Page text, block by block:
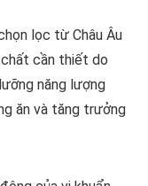
lọc từ Châu Âu
chất cần thiết do
năng lượng
ăn và tăng trưởng